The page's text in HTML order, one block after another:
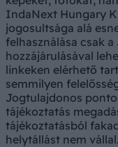
IndaNext Hungary
jogosultsága alá
felhasználása csak
hozzájárulásával
linkeken elérhető
semmilyen
Jogtulajdonos
tájékoztatás
tájékoztatásból
helytállást nem vállal.